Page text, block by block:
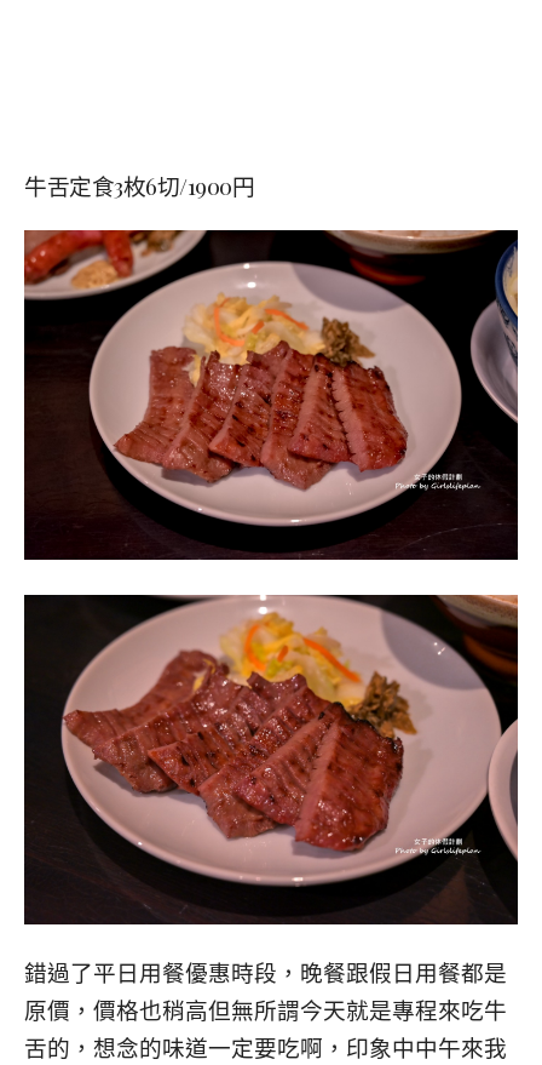
牛舌定食3枚6切/1900円
錯過了平日用餐優惠時段，晚餐跟假日用餐都是
原價，價格也稍高但無所謂今天就是專程來吃牛
舌的，想念的味道一定要吃啊，印象中中午來我